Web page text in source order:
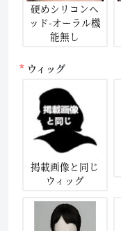
硬めシリコンヘ
ッド-オーラル機
能無し
ウィッグ
掲載画像と同じ
ウィッグ